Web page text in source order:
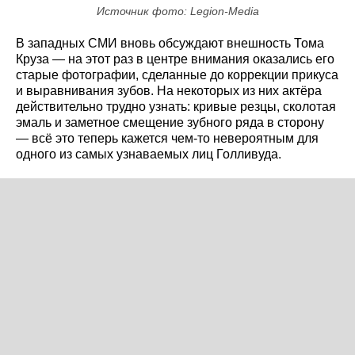
Источник фото: Legion-Media
В западных СМИ вновь обсуждают внешность Тома
Круза — на этот раз в центре внимания оказались его
старые фотографии, сделанные до коррекции прикуса
и выравнивания зубов. На некоторых из них актёра
действительно трудно узнать: кривые резцы, сколотая
эмаль и заметное смещение зубного ряда в сторону
— всё это теперь кажется чем-то невероятным для
одного из самых узнаваемых лиц Голливуда.